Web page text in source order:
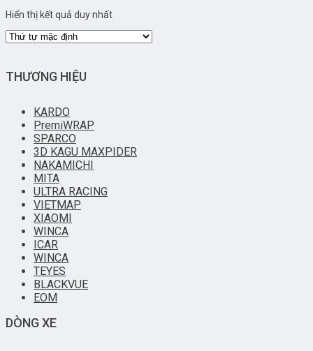
Hiển thị kết quả duy nhất
THƯƠNG HIỆU
KARDO
PremiWRAP
SPARCO
3D KAGU MAXPIDER
NAKAMICHI
MITA
ULTRA RACING
VIETMAP
XIAOMI
WINCA
ICAR
WINCA
TEYES
BLACKVUE
EOM
DÒNG XE